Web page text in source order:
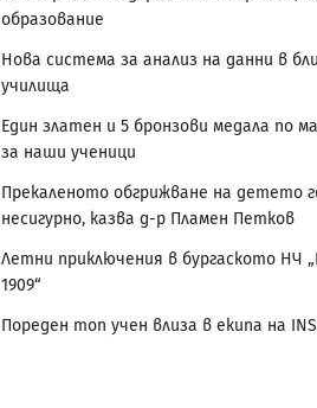
образование
Нова система за анализ на данни в
училища
Един златен и 5 бронзови медала по
за наши ученици
Прекаленото обгрижване на детето
несигурно, казва д-р Пламен Петков
Летни приключения в бургаското НЧ
1909“
Пореден топ учен влиза в екипа на